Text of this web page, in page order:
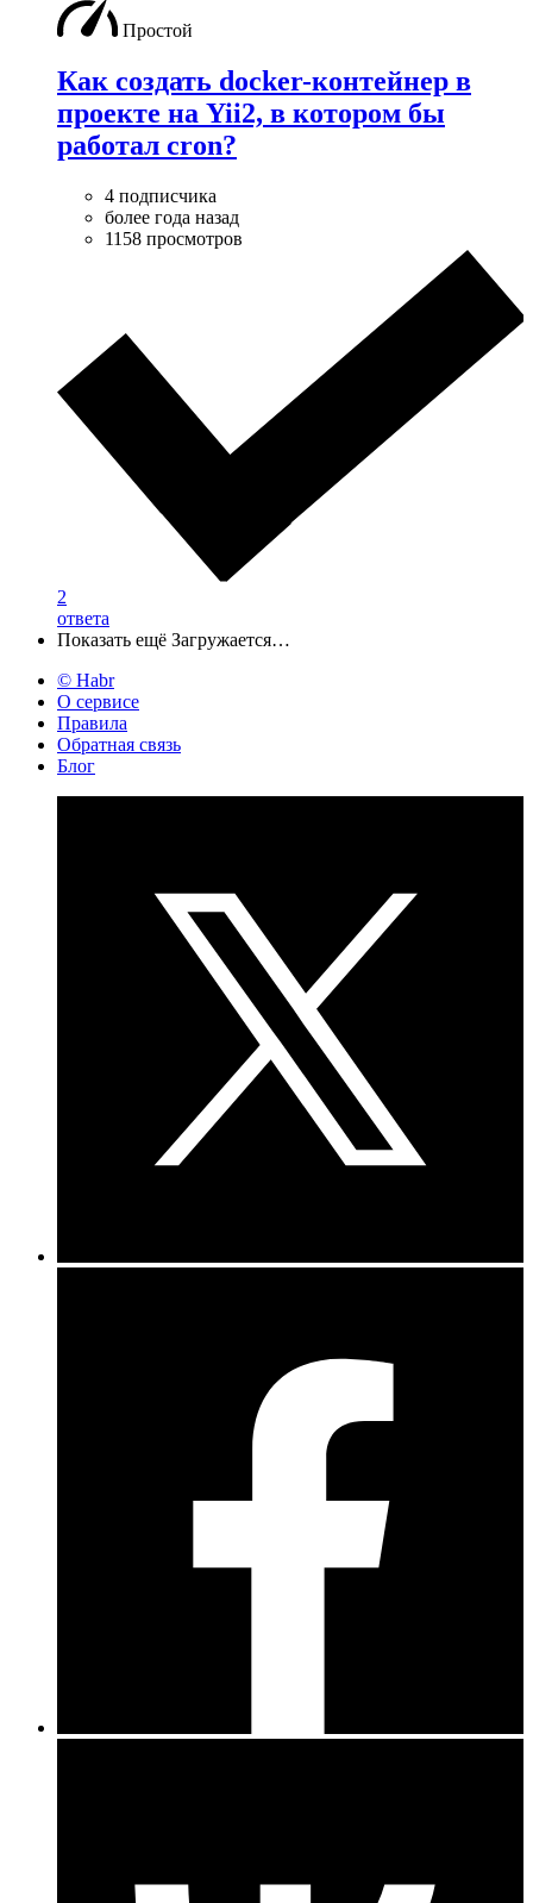
Простой
Как создать docker-контейнер в
проекте на Yii2, в котором бы
работал cron?
4 подписчика
более года назад
1158 просмотров
2
ответа
Показать ещё Загружается…
© Habr
О сервисе
Правила
Обратная связь
Блог